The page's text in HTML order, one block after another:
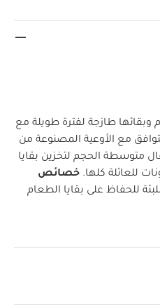
طازجة لفترة طويلة مع
مع الأوعية المصنوعة من
متوسطة الحجم لتخزين بقايا
للعائلة كلها. خصائص
للحفاظ على بقايا الطعام